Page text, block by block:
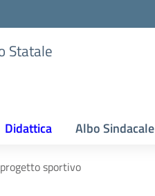
Statale
Didattica Albo Sindacale
sportivo